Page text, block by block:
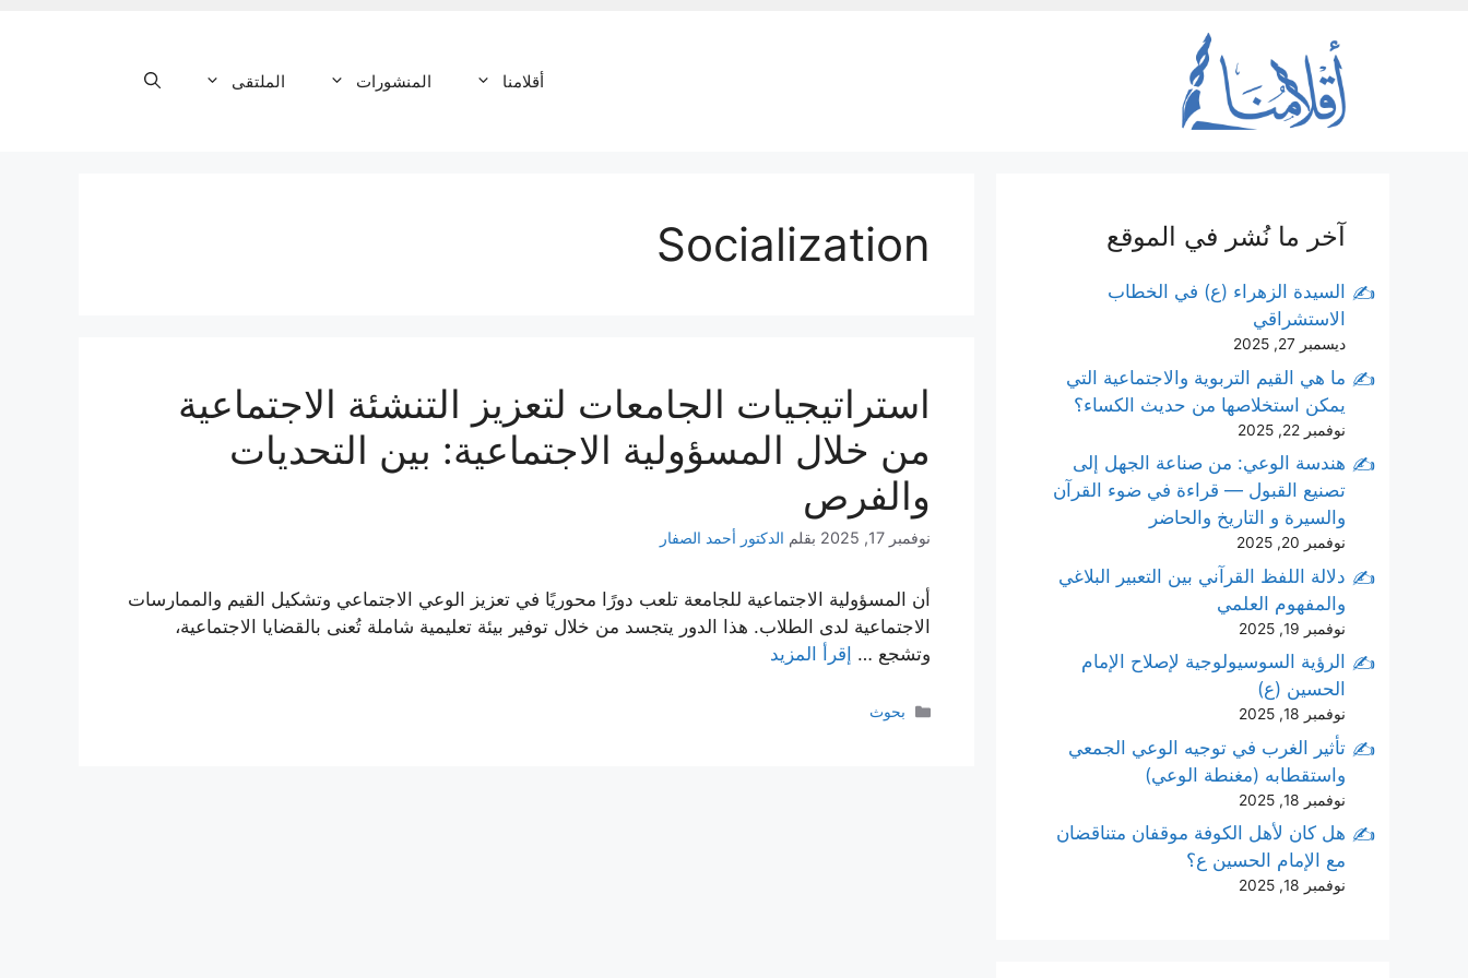
أقلامنا المنشورات الملتقى
Socialization
استراتيجيات الجامعات لتعزيز التنشئة الاجتماعية
من خلال المسؤولية الاجتماعية: بين التحديات
والفرص
نوفمبر 17, 2025 بقلم الدكتور أحمد الصفار
أن المسؤولية الاجتماعية للجامعة تلعب دورًا محوريًا في تعزيز الوعي الاجتماعي وتشكيل القيم والممارسات
الاجتماعية لدى الطلاب. هذا الدور يتجسد من خلال توفير بيئة تعليمية شاملة تُعنى بالقضايا الاجتماعية،
وتشجع … إقرأ المزيد
التصنيفات
بحوث
آخر ما نُشر في الموقع
السيدة الزهراء (ع) في الخطاب
الاستشراقي
ديسمبر 27, 2025
ما هي القيم التربوية والاجتماعية التي
يمكن استخلاصها من حديث الكساء؟
نوفمبر 22, 2025
هندسة الوعي: من صناعة الجهل إلى
تصنيع القبول — قراءة في ضوء القرآن
والسيرة و التاريخ والحاضر
نوفمبر 20, 2025
دلالة اللفظ القرآني بين التعبير البلاغي
والمفهوم العلمي
نوفمبر 19, 2025
الرؤية السوسيولوجية لإصلاح الإمام
الحسين (ع)
نوفمبر 18, 2025
تأثير الغرب في توجيه الوعي الجمعي
واستقطابه (مغنطة الوعي)
نوفمبر 18, 2025
هل كان لأهل الكوفة موقفان متناقضان
مع الإمام الحسين ع؟
نوفمبر 18, 2025